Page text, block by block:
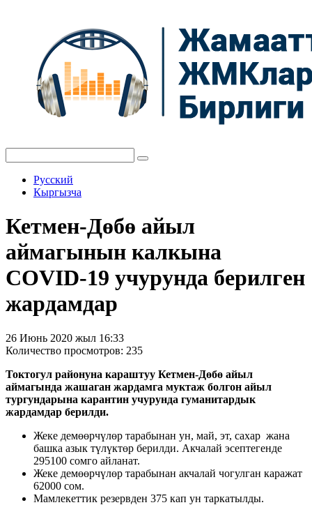
Русский
Кыргызча
Кетмен-Дөбө айыл
аймагынын калкына
COVID-19 учурунда берилген
жардамдар
26 Июнь 2020 жыл 16:33
Количество просмотров: 235
Токтогул районуна караштуу Кетмен-Дөбө айыл
аймагында жашаган жардамга муктаж болгон айыл
тургундарына карантин учурунда гуманитардык
жардамдар берилди.
Жеке демөөрчүлөр тарабынан ун, май, эт, сахар жана
башка азык түлүктөр берилди. Акчалай эсептегенде
295100 сомго айланат.
Жеке демөөрчүлөр тарабынан акчалай чогулган каражат
62000 сом.
Мамлекеттик резервден 375 кап ун таркатылды.